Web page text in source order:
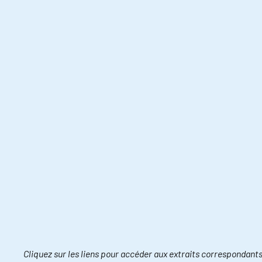
Cliquez sur les liens pour accéder aux extraits